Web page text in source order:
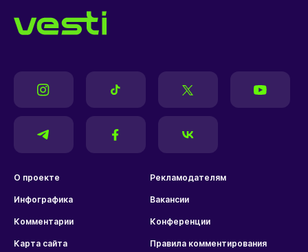
О проекте Рекламодателям
Инфографика Вакансии
Комментарии Конференции
Карта сайта Правила комментирования